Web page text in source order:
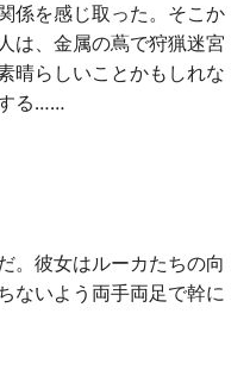
係を感じ取った。そこか
は、金属の蔦で狩猟迷宮
晴らしいことかもしれな
る……
。彼女はルーカたちの向
ないよう両手両足で幹に